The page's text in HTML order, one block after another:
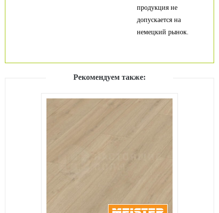
продукция не
допускается на
немецкий рынок.
Рекомендуем также: